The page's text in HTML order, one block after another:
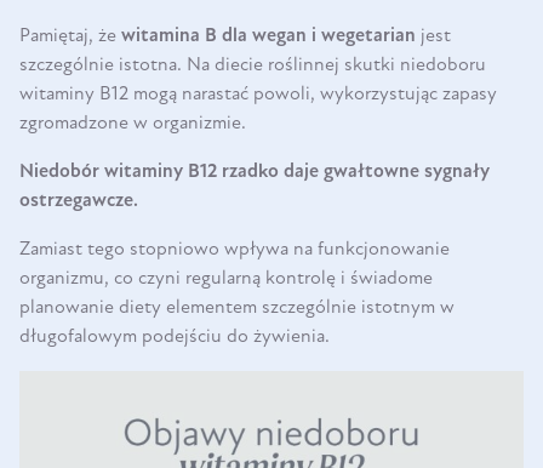
Pamiętaj, że witamina B dla wegan i wegetarian jest
szczególnie istotna. Na diecie roślinnej skutki niedoboru
witaminy B12 mogą narastać powoli, wykorzystując zapasy
zgromadzone w organizmie.
Niedobór witaminy B12 rzadko daje gwałtowne sygnały
ostrzegawcze.
Zamiast tego stopniowo wpływa na funkcjonowanie
organizmu, co czyni regularną kontrolę i świadome
planowanie diety elementem szczególnie istotnym w
długofalowym podejściu do żywienia.